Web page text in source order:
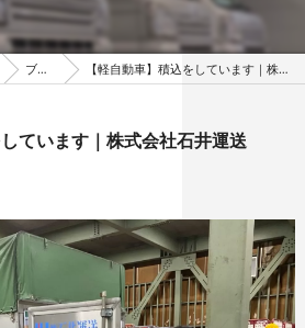
ブログ 【軽自動車】積込をしています｜株式会社石井運送
ています｜株式会社石井運送